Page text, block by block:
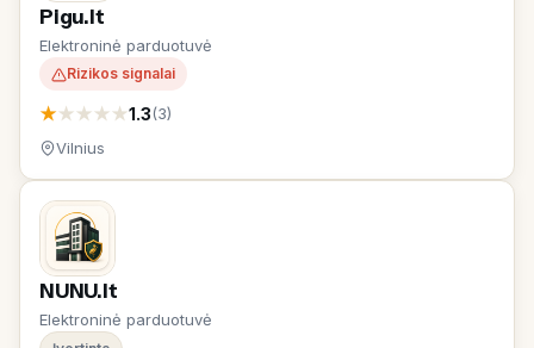
Pigu.lt
Elektroninė parduotuvė
Rizikos signalai
★★★★★1.3(3)
Vilnius
NUNU.lt
Elektroninė parduotuvė